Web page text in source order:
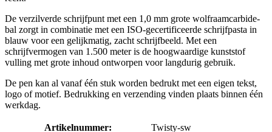
De verzilverde schrijfpunt met een 1,0 mm grote wolfraamcarbide-
bal zorgt in combinatie met een ISO-gecertificeerde schrijfpasta in
blauw voor een gelijkmatig, zacht schrijfbeeld. Met een
schrijfvermogen van 1.500 meter is de hoogwaardige kunststof
vulling met grote inhoud ontworpen voor langdurig gebruik.
De pen kan al vanaf één stuk worden bedrukt met een eigen tekst,
logo of motief. Bedrukking en verzending vinden plaats binnen één
werkdag.
Artikelnummer:
Twisty-sw